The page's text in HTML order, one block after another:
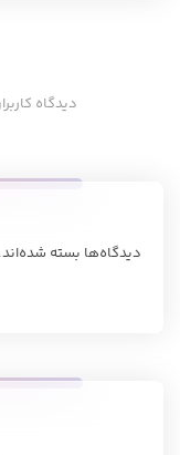
دیدگاه
دیدگاه‌ها بسته شده‌اند.